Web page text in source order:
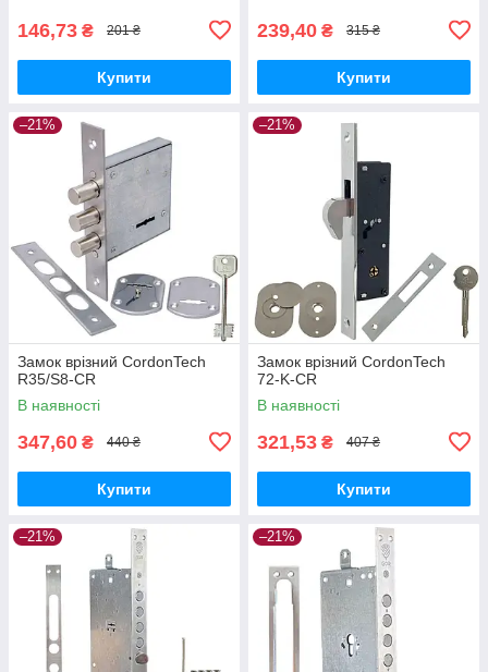
146,73 ₴ 201 ₴
Купити
239,40 ₴ 315 ₴
Купити
–21%
Замок врізний CordonTech
R35/S8-CR
В наявності
347,60 ₴ 440 ₴
Купити
–21%
Замок врізний CordonTech
72-K-CR
В наявності
321,53 ₴ 407 ₴
Купити
–21% –21%